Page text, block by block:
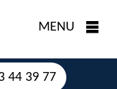
MENU
44 39 77